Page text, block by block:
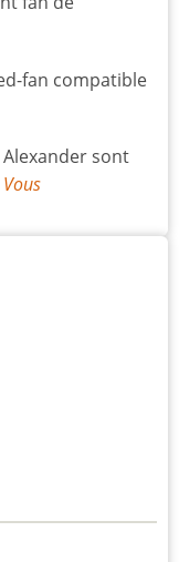
fan compatible
sont